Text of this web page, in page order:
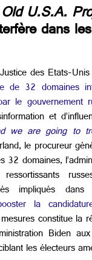
U.S.A.
dans
des Etats-
de 32 domaines
le gouvernement
et
we are going to
le procureur
32 domaines,
ressortissants
impliqués
la
constitue la
Biden
les électeurs